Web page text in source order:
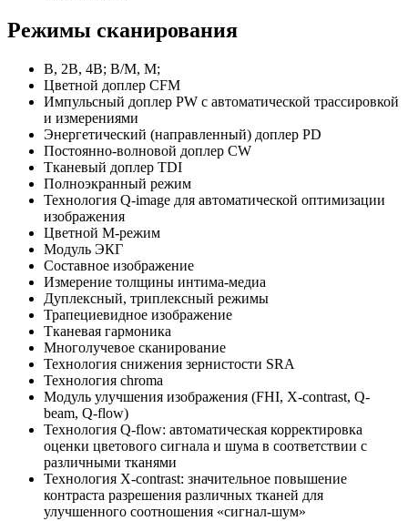
Режимы сканирования
B, 2B, 4B; B/M, М;
Цветной доплер CFM
Импульсный доплер PW с автоматической трассировкой
и измерениями
Энергетический (направленный) доплер PD
Постоянно-волновой доплер CW
Тканевый доплер TDI
Полноэкранный режим
Технология Q-image для автоматической оптимизации
изображения
Цветной M-режим
Модуль ЭКГ
Составное изображение
Измерение толщины интима-медиа
Дуплексный, триплексный режимы
Трапециевидное изображение
Тканевая гармоника
Многолучевое сканирование
Технология снижения зернистости SRA
Технология chroma
Модуль улучшения изображения (FHI, X-contrast, Q-
beam, Q-flow)
Технология Q-flow: автоматическая корректировка
оценки цветового сигнала и шума в соответствии с
различными тканями
Технология X-contrast: значительное повышение
контраста разрешения различных тканей для
улучшенного соотношения «сигнал-шум»